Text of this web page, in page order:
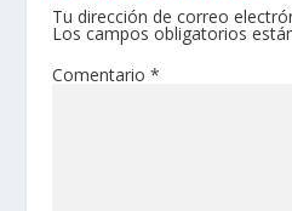
Tu dirección de correo
Los campos obligatorios
Comentario *